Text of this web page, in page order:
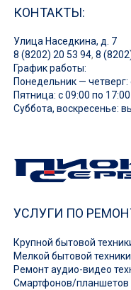
КОНТАКТЫ:
Улица Наседкина, д. 7
8 (8202) 20 53 94,8
График работы:
Понедельник — четверг:
Пятница: с 09:00 по 17:00
Суббота, воскресенье:
УСЛУГИ ПО
Крупной бытовой
Мелкой бытовой техники
Ремонт аудио-видео
Смартфонов/планшетов